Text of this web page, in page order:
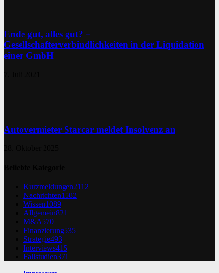
Ende gut, alles gut? −
Gesellschafterverbindlichkeiten in der Liquidation
einer GmbH
Autovermieter Starcar meldet Insolvenz an
Kurzmeldungen2112
Nachrichten1582
Wissen1089
Allgemein821
M&A570
Finanzierung535
Strategie493
Interviews415
Fallstudien371